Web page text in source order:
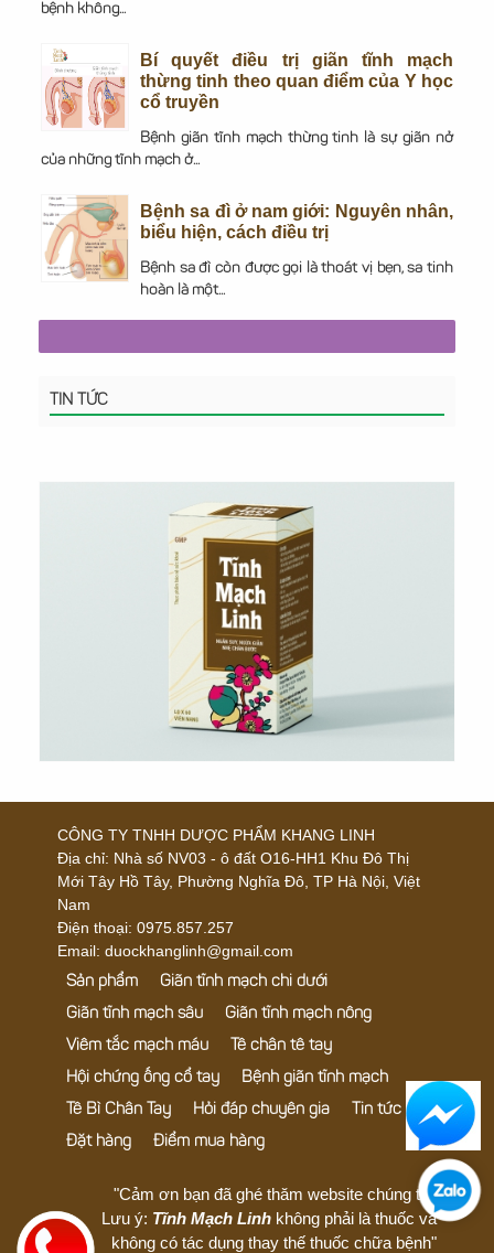
bệnh không...
Bí quyết điều trị giãn tĩnh mạch
thừng tinh theo quan điểm của Y học
cổ truyền
Bệnh giãn tĩnh mạch thừng tinh là sự giãn nở
của những tĩnh mạch ở...
Bệnh sa đì ở nam giới: Nguyên nhân,
biểu hiện, cách điều trị
Bệnh sa đì còn được gọi là thoát vị bẹn, sa tinh
hoàn là một...
TIN TỨC
CÔNG TY TNHH DƯỢC PHẨM KHANG LINH
Địa chỉ: Nhà số NV03 - ô đất O16-HH1 Khu Đô Thị
Mới Tây Hồ Tây, Phường Nghĩa Đô, TP Hà Nội, Việt
Nam
Điện thoại:0975.857.257
Email: duockhanglinh@gmail.com
Sản phẩm
Giãn tĩnh mạch chi dưới
Giãn tĩnh mạch sâu
Giãn tĩnh mạch nông
Viêm tắc mạch máu
Tê chân tê tay
Hội chứng ống cổ tay
Bệnh giãn tĩnh mạch
Tê Bì Chân Tay
Hỏi đáp chuyên gia
Tin tức
Đặt hàng
Điểm mua hàng
"Cảm ơn bạn đã ghé thăm website chúng tôi!
Lưu ý: Tĩnh Mạch Linhkhông phải là thuốc và
không có tác dụng thay thế thuốc chữa bệnh"